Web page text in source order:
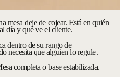
mesa deje de cojear. Está en quién
día y qué ve el cliente.
dentro de su rango de
necesita que alguien lo regule.
completa o base estabilizada.